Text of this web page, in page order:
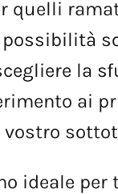
quelli
possibilità
la
ai
vostro
ideale per